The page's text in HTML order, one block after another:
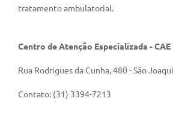
tratamento ambulatorial.
Centro de Atenção Especializada - CAE
Rua Rodrigues da Cunha, 480 - São
Contato: (31) 3394-7213